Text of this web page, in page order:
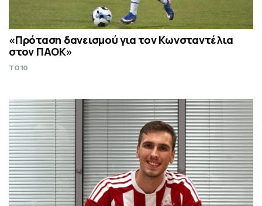
«Πρόταση δανεισμού για τον Κωνσταντέλια
στον ΠΑΟΚ»
TO10